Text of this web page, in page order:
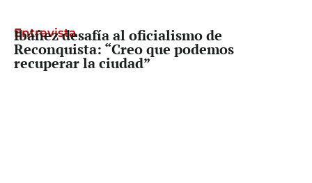
Entrevista
Ibáñez desafía al oficialismo de
Reconquista: “Creo que podemos
recuperar la ciudad”